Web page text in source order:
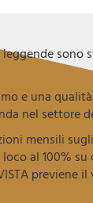
sono
e una
nel settore
mensili
al 100% su
previene